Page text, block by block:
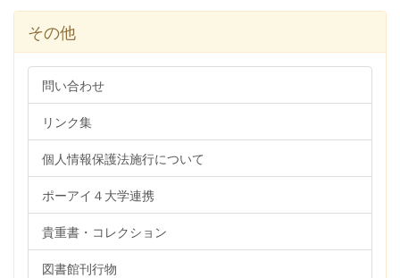
その他
問い合わせ
リンク集
個人情報保護法施行について
ポーアイ４大学連携
貴重書・コレクション
図書館刊行物